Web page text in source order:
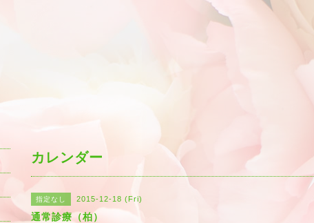
カレンダー
指定なし 2015-12-18 (Fri)
通常診療（柏）